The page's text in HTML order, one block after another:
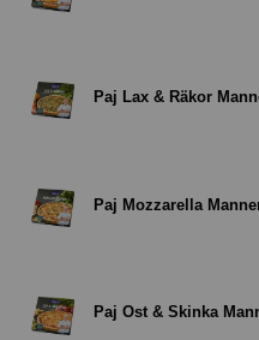
Paj Lax & Räkor
Paj Mozzarella
Paj Ost & Skinka